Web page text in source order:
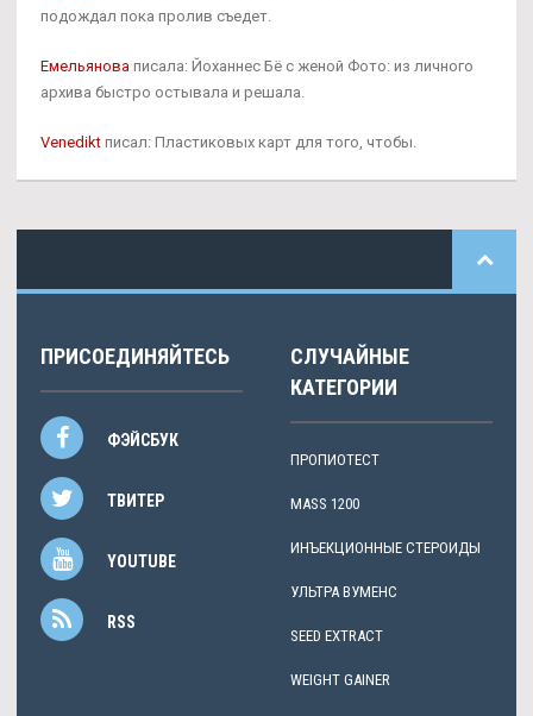
подождал пока пролив съедет.
Емельянова писала: Йоханнес Бё с женой Фото: из личного
архива быстро остывала и решала.
Venedikt писал: Пластиковых карт для того, чтобы.
ПРИСОЕДИНЯЙТЕСЬ
ФЭЙСБУК
ТВИТЕР
YOUTUBE
RSS
СЛУЧАЙНЫЕ
КАТЕГОРИИ
ПРОПИОТЕСТ
MASS 1200
ИНЪЕКЦИОННЫЕ СТЕРОИДЫ
УЛЬТРА ВУМЕНС
SEED EXTRACT
WEIGHT GAINER